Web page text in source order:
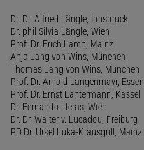
Dr. Dr. Alfried Längle, Innsbruck
Dr. phil Silvia Längle, Wien
Prof. Dr. Erich Lamp, Mainz
Anja Lang von Wins, München
Thomas Lang von Wins, München
Prof. Dr. Arnold Langenmayr, Essen
Prof. Dr. Ernst Lantermann, Kassel
Dr. Fernando Lleras, Wien
Dr. Dr. Walter v. Lucadou, Freiburg
PD Dr. Ursel Luka-Krausgrill, Mainz